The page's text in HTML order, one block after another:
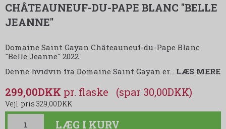
CHÂTEAUNEUF-DU-PAPE BLANC "BELLE
JEANNE"
Domaine Saint Gayan Châteauneuf-du-Pape Blanc
"Belle Jeanne" 2022
Denne hvidvin fra Domaine Saint Gayan er… LÆS MERE
299,00DKK
329,00DKK
(spar 30,00DKK)
LÆG I KURV